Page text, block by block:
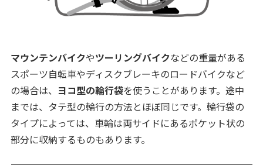
マウンテンバイクやツーリングバイクなどの重量がある
スポーツ自転車やディスクブレーキのロードバイクなど
の場合は、 ヨコ型の輪行袋を使うことがあります。途中
までは、タテ型の輪行の方法とほぼ同じです。輪行袋の
タイプによっては、車輪は両サイドにあるポケット状の
部分に収納するものもあります。